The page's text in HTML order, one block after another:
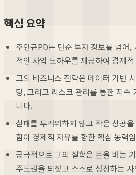
핵심 요약
주언규PD는 단순 투자 정보를 넘어,
적인 사업 노하우를 제공하여 경제
그의 비즈니스 전략은 데이터 기반
팅, 그리고 리스크 관리를 통한 지속
니다.
실패를 두려워하지 않고 작은 성공
함이 경제적 자유를 향한 핵심 동력
궁극적으로 그의 철학은 돈을 버는
주도권을 되찾고 스스로 성장하는